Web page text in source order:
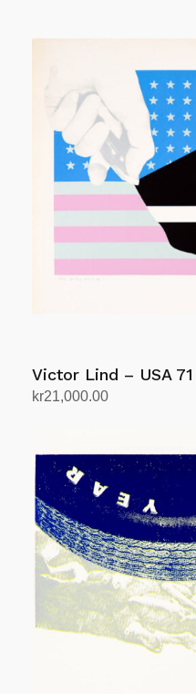
Victor Lind – USA 71
kr21,000.00